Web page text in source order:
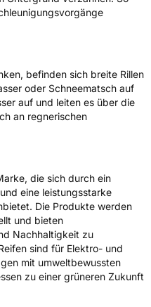
Symbol
befinden sich breite Rillen
oder Schneematsch auf
auf und leiten es über die
an regnerischen
die sich durch ein
eine leistungsstarke
Die Produkte werden
und bieten
Nachhaltigkeit zu
sind für Elektro- und
mit umweltbewussten
zu einer grüneren Zukunft